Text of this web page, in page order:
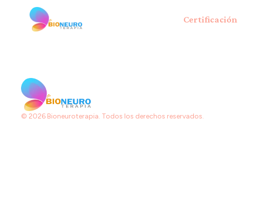
Certificación
© 2026 Bioneuroterapia. Todos los derechos reservados.